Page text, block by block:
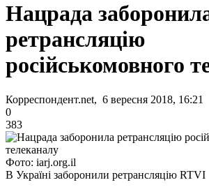
Нацрада
ретрансляцію
російськомовного
Корреспондент.net, 6 вересня 2018, 16:21
0
383
Фото: iarj.org.il
В Україні заборонили ретрансляцію RTVI